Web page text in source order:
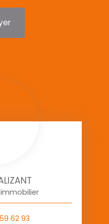
62 93